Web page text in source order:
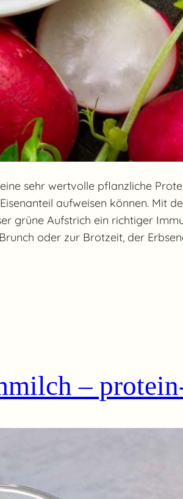
sehr wertvolle pflanzliche
aufweisen können. Mit
grüne Aufstrich ein richtiger
oder zur Brotzeit, der
–